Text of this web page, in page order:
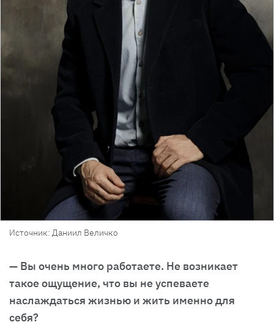
Источник: Даниил Величко
— Вы очень много работаете. Не возникает
такое ощущение, что вы не успеваете
наслаждаться жизнью и жить именно для
себя?